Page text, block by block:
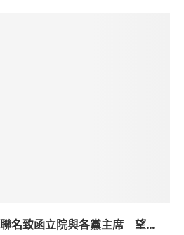
名致函立院與各黨主席 望...